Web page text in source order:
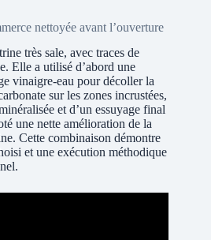
nettoyée avant l’ouverture
très sale, avec traces de
Elle a utilisé d’abord une
vinaigre-eau pour décoller la
sur les zones incrustées,
et d’un essuyage final
une nette amélioration de la
Cette combinaison démontre
et une exécution méthodique